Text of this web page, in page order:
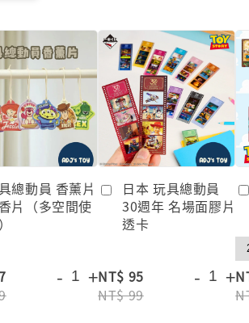
總動員 香薰片
片（多空間使
- +
日本 玩具總動員
30週年 名場面膠片
透卡
NT$ 95
NT$ 99
- +